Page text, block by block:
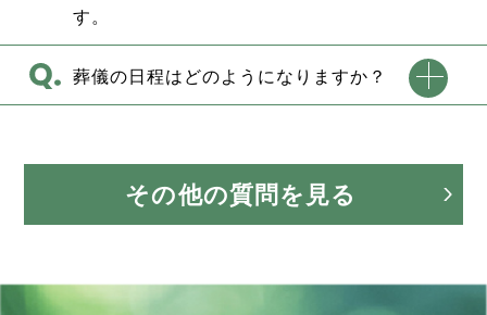
す。
葬儀の日程はどのようになりますか？
その他の質問を見る